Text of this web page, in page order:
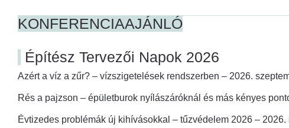
KONFERENCIAAJÁNLÓ
Építész Tervezői Napok 2026
Azért a víz a zűr? – vízszigetelések rendszerben – 2026.
Rés a pajzson – épületburok nyílászáróknál és más kényes
Évtizedes problémák új kihívásokkal – tűzvédelem 2026 – 2026.